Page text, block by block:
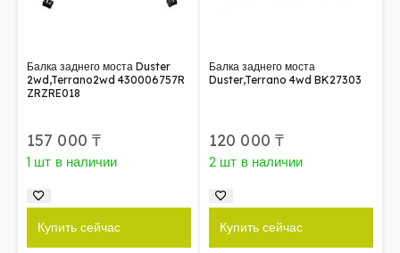
Балка заднего моста Duster
2wd,Terrano2wd 430006757R
ZRZRE018
157 000 ₸
1 шт в наличии
Купить сейчас
Балка заднего моста
Duster,Terrano 4wd BK27303
120 000 ₸
2 шт в наличии
Купить сейчас